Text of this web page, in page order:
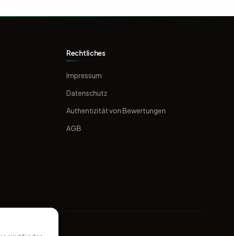
Rechtliches
Impressum
Datenschutz
Authentizität von Bewertungen
AGB